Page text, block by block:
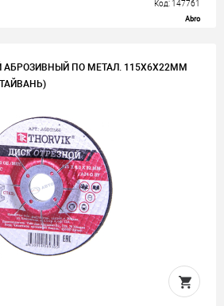
Код: 147761
Abro
ПО МЕТАЛ. 115Х6Х22ММ